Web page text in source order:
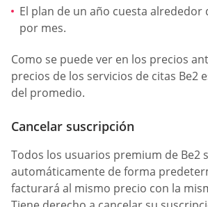
El plan de un año cuesta alrededor
por mes.
Como se puede ver en los precios
precios de los servicios de citas Be2
del promedio.
Cancelar suscripción
Todos los usuarios premium de Be2
automáticamente de forma
facturará al mismo precio con la